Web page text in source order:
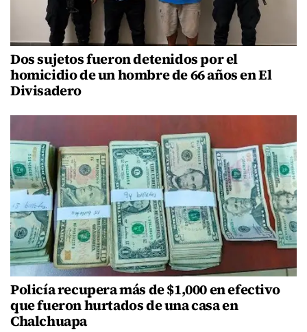
Dos sujetos fueron detenidos por el
homicidio de un hombre de 66 años en El
Divisadero
Policía recupera más de $1,000 en efectivo
que fueron hurtados de una casa en
Chalchuapa